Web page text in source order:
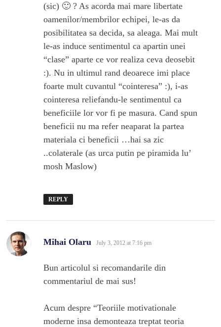
(sic) 🙂 ? As acorda mai mare libertate
oamenilor/membrilor echipei, le-as da
posibilitatea sa decida, sa aleaga. Mai mult
le-as induce sentimentul ca apartin unei
“clase” aparte ce vor realiza ceva deosebit
:). Nu in ultimul rand deoarece imi place
foarte mult cuvantul “cointeresa” :), i-as
cointeresa reliefandu-le sentimentul ca
beneficiile lor vor fi pe masura. Cand spun
beneficii nu ma refer neaparat la partea
materiala ci beneficii …hai sa zic
..colaterale (as urca putin pe piramida lu’
mosh Maslow)
REPLY
Mihai Olaru says:
July 3, 2012 at 7:16 pm
Bun articolul si recomandarile din
commentariul de mai sus!
Acum despre “Teoriile motivationale
moderne insa demonteaza treptat teoria